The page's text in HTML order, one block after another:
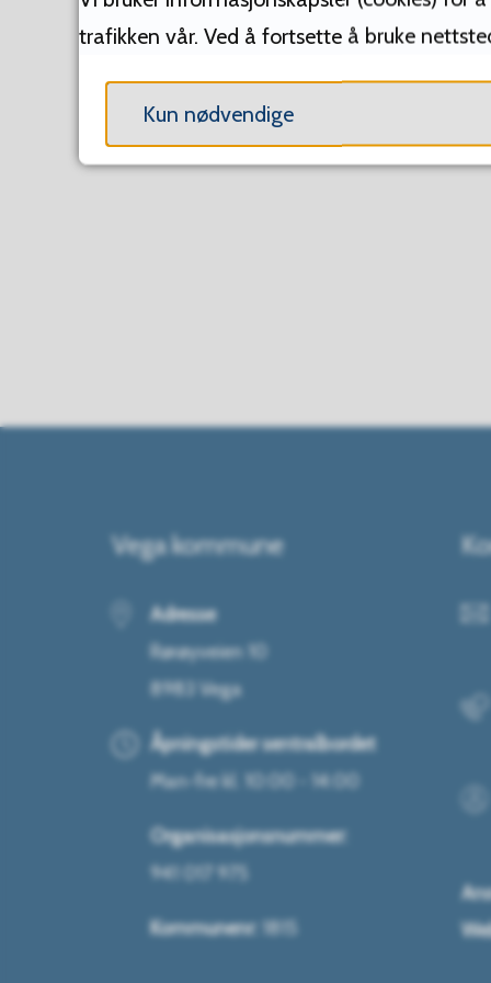
DEL MED ANDRE
Vega kommune
Adresse
Rørøyveien 10
8983 Vega
Åpningstider sentralbordet
Man-fre kl. 10:00 - 14:00
Organisasjonsnummer:
941 017 975
Kommunenr: 1815
trafikken vår. Ved å fortsette å bruke
Kun nødvendige